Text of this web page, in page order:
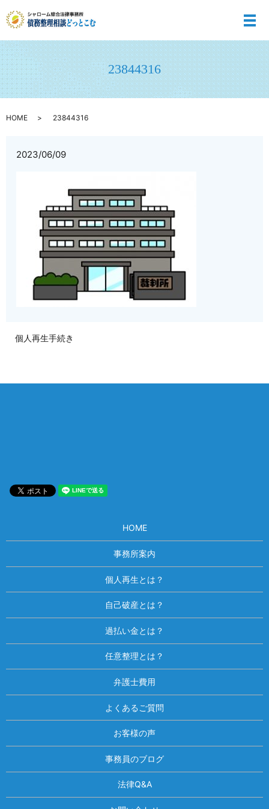
メ
23844316
HOME 23844316
2023/06/09
個人再生手続き
HOME
事務所案内
個人再生とは？
自己破産とは？
過払い金とは？
任意整理とは？
弁護士費用
よくあるご質問
お客様の声
事務員のブログ
法律Q&A